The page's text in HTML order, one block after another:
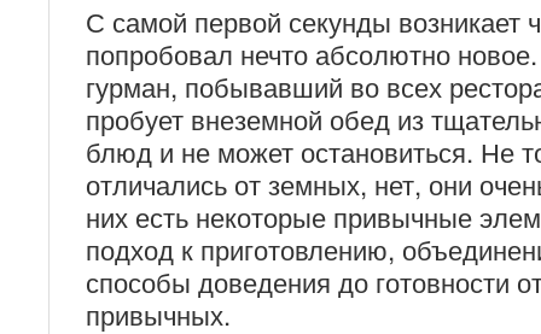
С самой первой секунды возникает
попробовал нечто абсолютно
гурман, побывавший во всех
пробует внеземной обед из
блюд и не может остановиться. Не
отличались от земных, нет, они
них есть некоторые привычные
подход к приготовлению,
способы доведения до готовности
привычных.